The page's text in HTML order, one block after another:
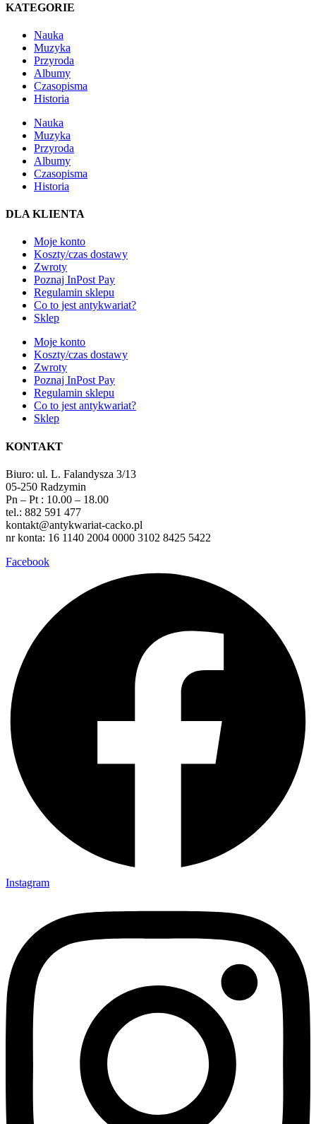
KATEGORIE
Nauka
Muzyka
Przyroda
Albumy
Czasopisma
Historia
Nauka
Muzyka
Przyroda
Albumy
Czasopisma
Historia
DLA KLIENTA
Moje konto
Koszty/czas dostawy
Zwroty
Poznaj InPost Pay
Regulamin sklepu
Co to jest antykwariat?
Sklep
Moje konto
Koszty/czas dostawy
Zwroty
Poznaj InPost Pay
Regulamin sklepu
Co to jest antykwariat?
Sklep
KONTAKT
Biuro: ul. L. Falandysza 3/13
05-250 Radzymin
Pn – Pt : 10.00 – 18.00
tel.: 882 591 477
kontakt@antykwariat-cacko.pl
nr konta: 16 1140 2004 0000 3102 8425 5422
Facebook
Instagram